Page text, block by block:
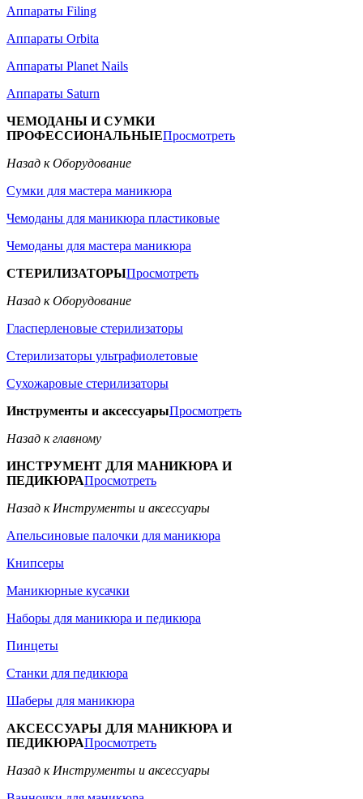
Аппараты Filing
Аппараты Orbita
Аппараты Planet Nails
Аппараты Saturn
ЧЕМОДАНЫ И СУМКИ
ПРОФЕССИОНАЛЬНЫЕПросмотреть
Назад к Оборудование
Сумки для мастера маникюра
Чемоданы для маникюра пластиковые
Чемоданы для мастера маникюра
СТЕРИЛИЗАТОРЫПросмотреть
Назад к Оборудование
Гласперленовые стерилизаторы
Стерилизаторы ультрафиолетовые
Сухожаровые стерилизаторы
Инструменты и аксессуарыПросмотреть
Назад к главному
ИНСТРУМЕНТ ДЛЯ МАНИКЮРА И
ПЕДИКЮРАПросмотреть
Назад к Инструменты и аксессуары
Апельсиновые палочки для маникюра
Книпсеры
Маникюрные кусачки
Наборы для маникюра и педикюра
Пинцеты
Станки для педикюра
Шаберы для маникюра
АКСЕССУАРЫ ДЛЯ МАНИКЮРА И
ПЕДИКЮРАПросмотреть
Назад к Инструменты и аксессуары